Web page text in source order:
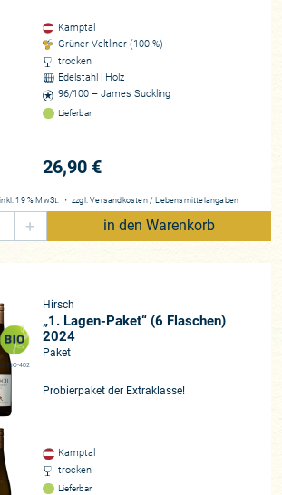
Kamptal
Grüner Veltliner (100 %)
trocken
Edelstahl | Holz
96/100 – James Suckling
Lieferbar
26,90 €
inkl. 19 % MwSt. ・ zzgl.Versandkosten / Lebensmittelangaben
+ in den Warenkorb
AT-BIO-402
Hirsch
„1. Lagen-Paket“ (6 Flaschen)
2024
Paket
Probierpaket der Extraklasse!
Kamptal
trocken
Lieferbar